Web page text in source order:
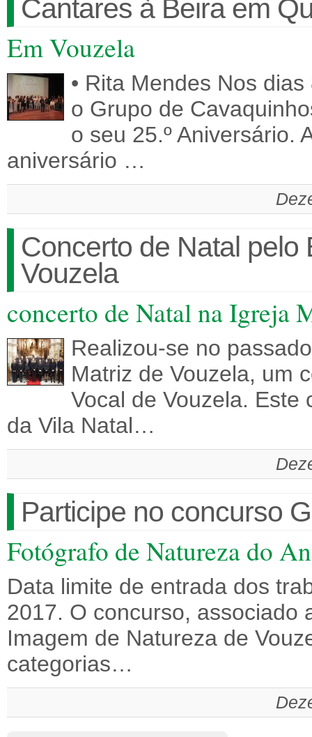
Cantares à Beira em
Em Vouzela
• Rita Mendes Nos
o Grupo de
o seu 25.º Aniversário.
aniversário …
Concerto de Natal pelo
Vouzela
concerto de Natal na Igreja
Realizou-se no
Matriz de Vouzela, um
Vocal de Vouzela.
da Vila Natal…
Participe no concurso
Fotógrafo de Natureza do
Data limite de entrada dos
2017. O concurso, associado
Imagem de Natureza de
categorias…